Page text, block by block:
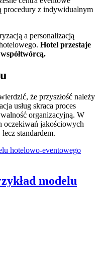
procedury z indywidualnym
a personalizacją
Hotel przestaje
że przyszłość należy
usług skraca proces
organizacyjną. W
oczekiwań jakościowych
standardem.
modelu